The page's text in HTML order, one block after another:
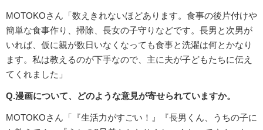
MOTOKOさん「数えきれないほどあります。食事の後片付けや
簡単な食事作り、掃除、長女の子守りなどです。長男と次男が
いれば、仮に親が数日いなくなっても食事と洗濯は何とかなり
ます。私は教えるのが下手なので、主に夫が子どもたちに伝え
てくれました」
Q.漫画について、どのような意見が寄せられていますか。
MOTOKOさん「『生活力がすごい！』『長男くん、うちの子に